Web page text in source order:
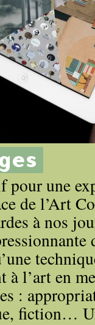
pour une
de l’Art
à nos
l’art en
:
fiction…